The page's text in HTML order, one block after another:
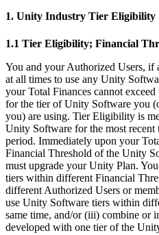
Conecte jogadores com os jogos
Casos de uso
Jogos de dispositivos móveis
Crie e faça crescer sucessos
Jogos Independentes
Lance grandes jogos com
Jogos XR
Lance jogos XR em várias
Jogos com multijogador
Simplifique o desenvolvimento de
Blog
Notícias, histórias e centro de
Prove sua maestria em Unity
1. Unity Industry Tier Eligibility
1.1 Tier Eligibility; Financial
You and your Authorized Users, if
at all times to use any Unity
your Total Finances cannot
for the tier of Unity Software you
you) are using. Tier Eligibility is
Unity Software for the most
period. Immediately upon your
Financial Threshold of the Unity
must upgrade your Unity Plan.
tiers within different Financial
different Authorized Users or
use Unity Software tiers within
same time, and/or (iii) combine or
developed with one tier of the